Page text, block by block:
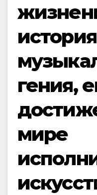
история
гения,
мире